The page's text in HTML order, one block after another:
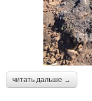
читать дальше →